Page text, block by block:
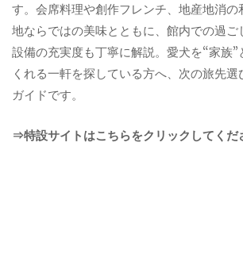
す。会席料理や創作フレンチ、地産地消の
地ならではの美味とともに、館内での過ご
設備の充実度も丁寧に解説。愛犬を“家族”
くれる一軒を探している方へ、次の旅先
ガイドです。
⇒特設サイトはこちらをクリックしてくだ